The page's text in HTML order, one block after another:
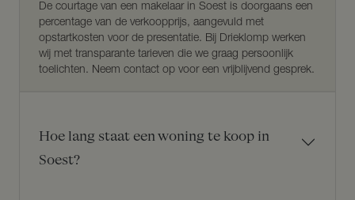
De courtage van een makelaar in Soest is doorgaans een
percentage van de verkoopprijs, aangevuld met
opstartkosten voor de presentatie. Bij Drieklomp werken
wij met transparante tarieven die we graag persoonlijk
toelichten. Neem contact op voor een vrijblijvend gesprek.
Hoe lang staat een woning te koop in
Soest?